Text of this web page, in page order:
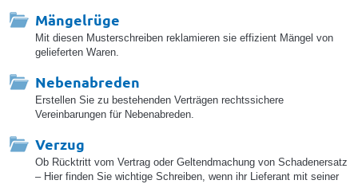
Mängelrüge
Mit diesen Musterschreiben reklamieren sie effizient Mängel von
gelieferten Waren.
Nebenabreden
Erstellen Sie zu bestehenden Verträgen rechtssichere
Vereinbarungen für Nebenabreden.
Verzug
Ob Rücktritt vom Vertrag oder Geltendmachung von Schadenersatz
– Hier finden Sie wichtige Schreiben, wenn ihr Lieferant mit seiner